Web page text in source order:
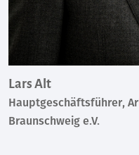
Lars Alt
Hauptgeschäftsführer,
Braunschweig e.V.